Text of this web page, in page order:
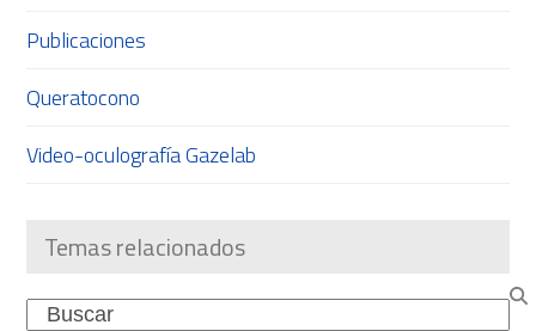
Publicaciones
Queratocono
Video-oculografía Gazelab
Temas relacionados
Search